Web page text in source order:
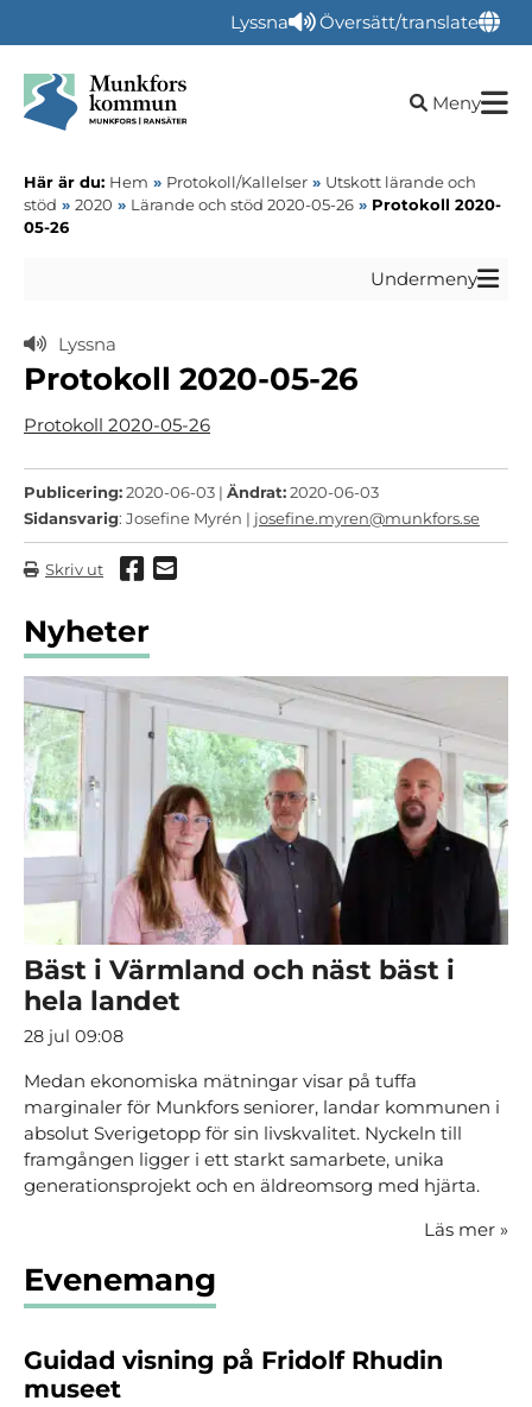
Lyssna Översätt/translate
Öppna
Meny
Här är du: Hem » Protokoll/Kallelser » Utskott lärande och
stöd » 2020 » Lärande och stöd 2020-05-26 » Protokoll 2020-
05-26
Undermeny
Lyssna
Protokoll 2020-05-26
Protokoll 2020-05-26
Publicering:2020-06-03 | Ändrat:2020-06-03
Sidansvarig: Josefine Myrén | josefine.myren@munkfors.se
Skriv ut Dela via Facebook
Dela via mail
Nyheter
Bäst i Värmland och näst bäst i
hela landet
28 jul 09:08
Medan ekonomiska mätningar visar på tuffa
marginaler för Munkfors seniorer, landar kommunen i
absolut Sverigetopp för sin livskvalitet. Nyckeln till
framgången ligger i ett starkt samarbete, unika
generationsprojekt och en äldreomsorg med hjärta.
Läs mer »
Evenemang
Guidad visning på Fridolf Rhudin
museet